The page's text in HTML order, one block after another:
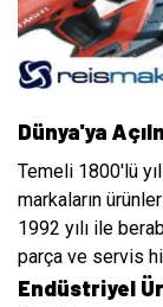
Dünya'ya
Temeli 1800'lü
markaların
1992 yılı ile
parça ve servis
Endüstriyel